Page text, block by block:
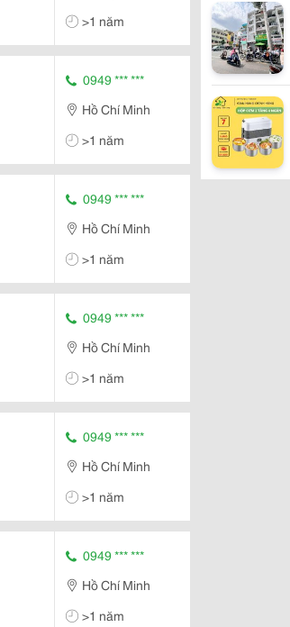
>1 năm
0949 *** ***
Hồ Chí Minh
>1 năm
0949 *** ***
Hồ Chí Minh
>1 năm
0949 *** ***
Hồ Chí Minh
>1 năm
0949 *** ***
Hồ Chí Minh
>1 năm
0949 *** ***
Hồ Chí Minh
>1 năm